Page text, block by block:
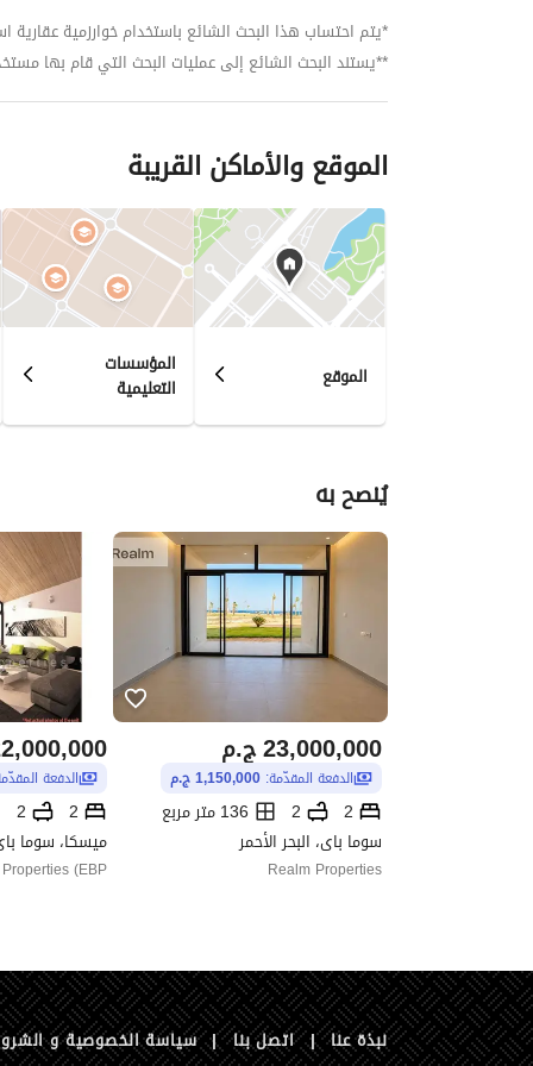
*يتم احتساب هذا البحث الشائع باستخدام خوارزمية عقارية
**يستند البحث الشائع إلى عمليات البحث التي قام بها مستخدمي
الموقع والأماكن القريبة
الموقع المؤسسات
التعليمية
يُنصح به
ج.م23,000,000
الدفعة المقدّمة: 1,150,000 ج.م
2
2
136 متر مربع
سوما باى، البحر الأحمر
Realm Properties
الدفعة
2
2
ميسكا، سوما
(EBP
نبذة عنا | اتصل بنا | سياسة الخصوصية و